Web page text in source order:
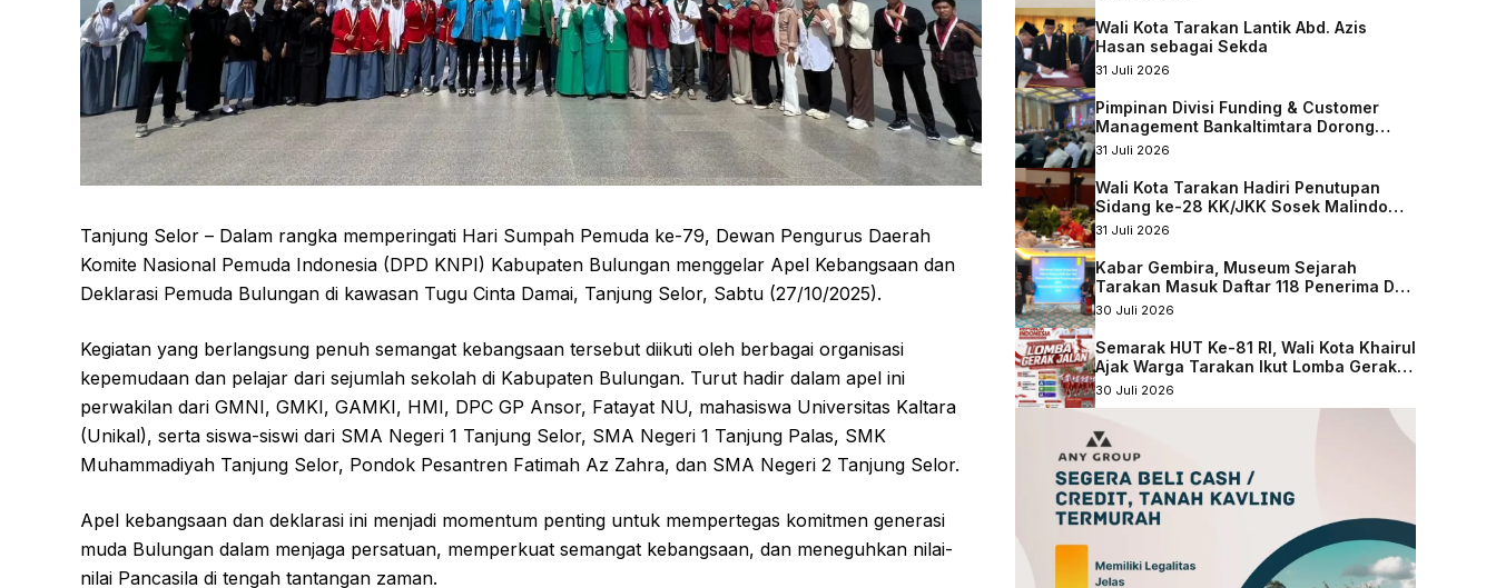
Tanjung Selor – Dalam rangka memperingati Hari Sumpah Pemuda ke-79, Dewan Pengurus Daerah
Komite Nasional Pemuda Indonesia (DPD KNPI) Kabupaten Bulungan menggelar Apel Kebangsaan dan
Deklarasi Pemuda Bulungan di kawasan Tugu Cinta Damai, Tanjung Selor, Sabtu (27/10/2025).
Kegiatan yang berlangsung penuh semangat kebangsaan tersebut diikuti oleh berbagai organisasi
kepemudaan dan pelajar dari sejumlah sekolah di Kabupaten Bulungan. Turut hadir dalam apel ini
perwakilan dari GMNI, GMKI, GAMKI, HMI, DPC GP Ansor, Fatayat NU, mahasiswa Universitas Kaltara
(Unikal), serta siswa-siswi dari SMA Negeri 1 Tanjung Selor, SMA Negeri 1 Tanjung Palas, SMK
Muhammadiyah Tanjung Selor, Pondok Pesantren Fatimah Az Zahra, dan SMA Negeri 2 Tanjung Selor.
Apel kebangsaan dan deklarasi ini menjadi momentum penting untuk mempertegas komitmen generasi
muda Bulungan dalam menjaga persatuan, memperkuat semangat kebangsaan, dan meneguhkan nilai-
nilai Pancasila di tengah tantangan zaman.
Wali Kota Tarakan Lantik Abd. Azis
Hasan sebagai Sekda
31 Juli 2026
Pimpinan Divisi Funding & Customer
Management Bankaltimtara Dorong
Percepatan Digitalisasi Keuangan di
31 Juli 2026
Wali Kota Tarakan Hadiri Penutupan
Sidang ke-28 KK/JKK Sosek Malindo
Tingkat Kaltara–Sabah
31 Juli 2026
Kabar Gembira, Museum Sejarah
Tarakan Masuk Daftar 118 Penerima DAK
Nonfisik 2027
30 Juli 2026
Semarak HUT Ke-81 RI, Wali Kota Khairul
Ajak Warga Tarakan Ikut Lomba Gerak
Jalan
30 Juli 2026